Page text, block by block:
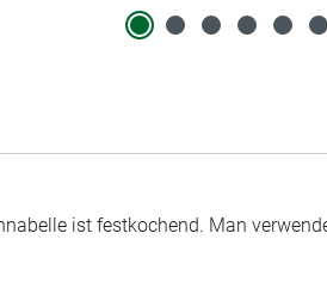
ist festkochend. Man